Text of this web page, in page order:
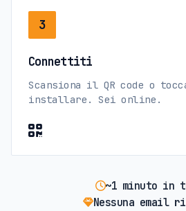
3
Connettiti
Scansiona il QR code o
installare. Sei online.
~1 minuto in
Nessuna email